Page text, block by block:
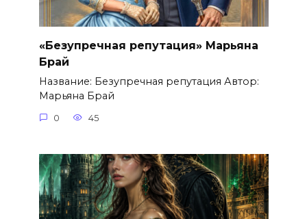
«Безупречная репутация» Марьяна
Брай
Название: Безупречная репутация Автор:
Марьяна Брай
0 45